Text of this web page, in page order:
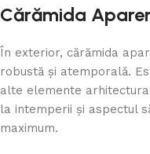
Cărămida
În exterior, cărămida
robustă și atemporală.
alte elemente
la intemperii și aspectul
maximum.